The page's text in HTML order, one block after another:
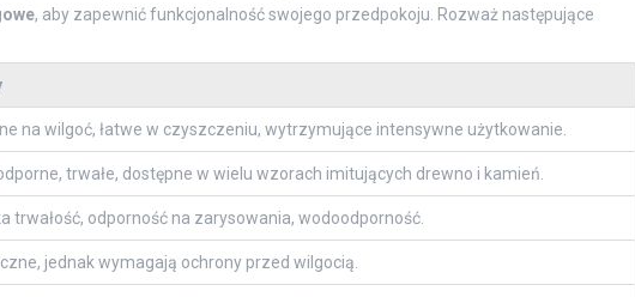
, aby zapewnić funkcjonalność swojego przedpokoju. Rozważ następujące
na wilgoć, łatwe w czyszczeniu, wytrzymujące intensywne użytkowanie.
trwałe, dostępne w wielu wzorach imitujących drewno i kamień.
trwałość, odporność na zarysowania, wodoodporność.
jednak wymagają ochrony przed wilgocią.